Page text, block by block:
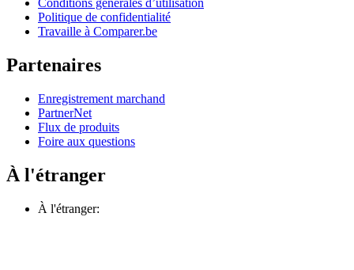
Conditions générales d’utilisation
Politique de confidentialité
Travaille à Comparer.be
Partenaires
Enregistrement marchand
PartnerNet
Flux de produits
Foire aux questions
À l'étranger
À l'étranger: